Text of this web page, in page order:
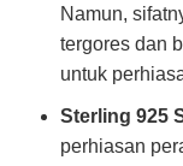
Namun,
tergores dan
untuk
Sterling 925
perhiasan